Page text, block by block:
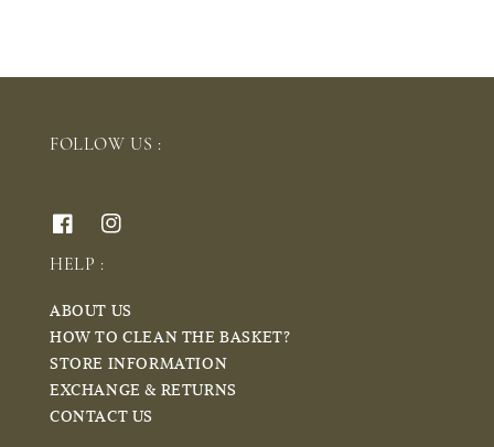
FOLLOW US :
HELP :
ABOUT US
HOW TO CLEAN THE BASKET?
STORE INFORMATION
EXCHANGE & RETURNS
CONTACT US